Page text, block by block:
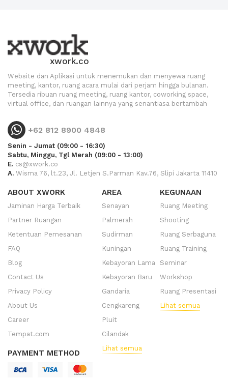
xwork.co
Website dan Aplikasi untuk menemukan dan menyewa ruang
meeting, kantor, ruang acara mulai dari perjam hingga bulanan.
Tersedia ribuan ruang meeting, ruang kantor, coworking space,
virtual office, dan ruangan lainnya yang senantiasa bertambah
+62 812 8900 4848
Senin - Jumat (09:00 - 16:30)
Sabtu, Minggu, Tgl Merah (09:00 - 13:00)
E. cs@xwork.co
A. Wisma 76, lt.23, Jl. Letjen S.Parman Kav.76, Slipi Jakarta 11410
ABOUT XWORK
Jaminan Harga Terbaik
Partner Ruangan
Ketentuan Pemesanan
FAQ
Blog
Contact Us
Privacy Policy
About Us
Career
Tempat.com
PAYMENT METHOD
AREA
Senayan
Palmerah
Sudirman
Kuningan
Kebayoran Lama
Kebayoran Baru
Gandaria
Cengkareng
Pluit
Cilandak
Lihat semua
KEGUNAAN
Ruang Meeting
Shooting
Ruang Serbaguna
Ruang Training
Seminar
Workshop
Ruang Presentasi
Lihat semua